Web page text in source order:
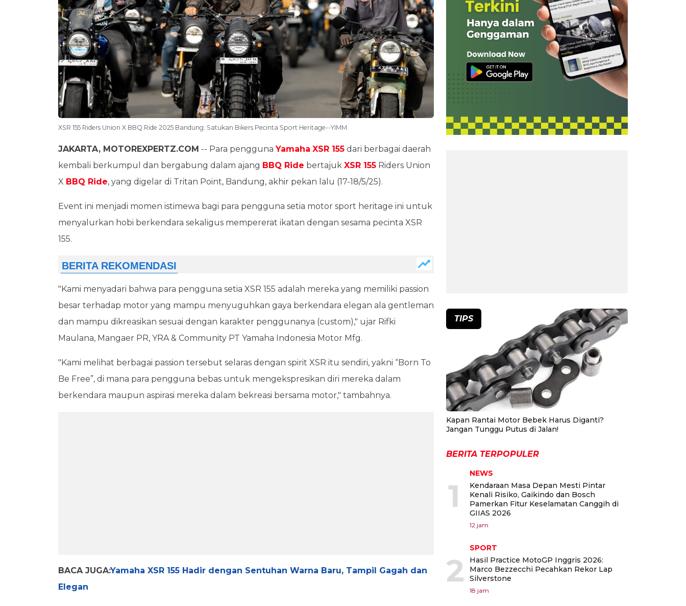
XSR 155 Riders Union X BBQ Ride 2025 Bandung: Satukan Bikers Pecinta Sport Heritage--YIMM
JAKARTA, MOTOREXPERTZ.COM -- Para penggunaYamaha XSR 155 dari berbagai daerah
kembali berkumpul dan bergabung dalam ajang BBQ Ride bertajuk XSR 155 Riders Union
X BBQ Ride, yang digelar di Tritan Point, Bandung, akhir pekan lalu (17-18/5/25).
Event ini menjadi momen istimewa bagi para pengguna setia motor sport heritage ini untuk
menyalurkan hobi berkendara sekaligus mempererat ikatan dengan sesama pecinta XSR
155.
"Kami menyadari bahwa para pengguna setia XSR 155 adalah mereka yang memiliki passion
besar terhadap motor yang mampu menyuguhkan gaya berkendara elegan ala gentleman
dan mampu dikreasikan sesuai dengan karakter penggunanya (custom)," ujar Rifki
Maulana, Mangaer PR, YRA & Community PT Yamaha Indonesia Motor Mfg.
"Kami melihat berbagai passion tersebut selaras dengan spirit XSR itu sendiri, yakni “Born To
Be Free”, di mana para pengguna bebas untuk mengekspresikan diri mereka dalam
berkendara maupun aspirasi mereka dalam bekreasi bersama motor," tambahnya.
BACA JUGA:Yamaha XSR 155 Hadir dengan Sentuhan Warna Baru, Tampil Gagah dan
Elegan
TIPS
Kapan Rantai Motor Bebek Harus Diganti?
Jangan Tunggu Putus di Jalan!
BERITA TERPOPULER
1
NEWS
Kendaraan Masa Depan Mesti Pintar
Kenali Risiko, Gaikindo dan Bosch
Pamerkan Fitur Keselamatan Canggih di
GIIAS 2026
12 jam
2
SPORT
Hasil Practice MotoGP Inggris 2026:
Marco Bezzecchi Pecahkan Rekor Lap
Silverstone
18 jam